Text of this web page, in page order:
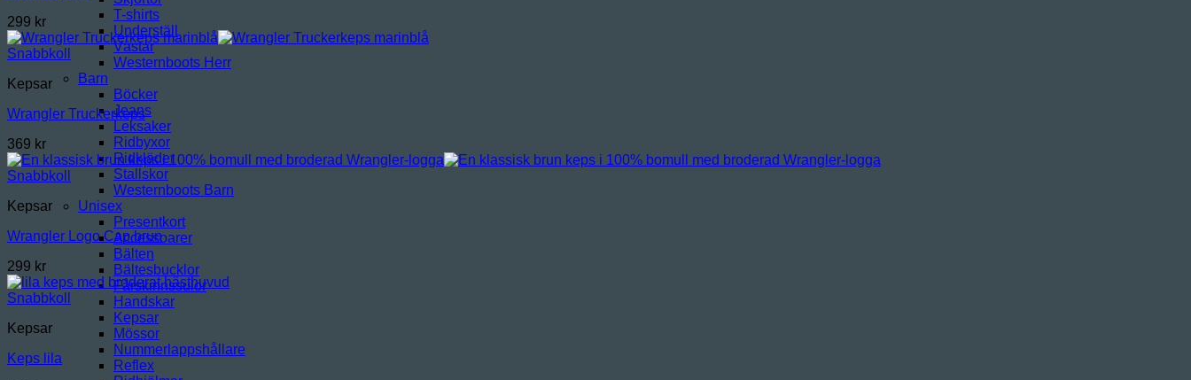
T-shirts
Underställ
Västar
Westernboots Herr
Barn
Böcker
Jeans
Leksaker
Ridbyxor
Ridkläder
Stallskor
Westernboots Barn
Unisex
Presentkort
Accessoarer
Bälten
Bältesbucklor
Fårskinnssulor
Handskar
Kepsar
Mössor
Nummerlappshållare
Reflex
299 kr
Snabbkoll
Kepsar
Wrangler Truckerkeps
369 kr
Snabbkoll
Kepsar
Wrangler Logo Cap brun
299 kr
Snabbkoll
Kepsar
Keps lila